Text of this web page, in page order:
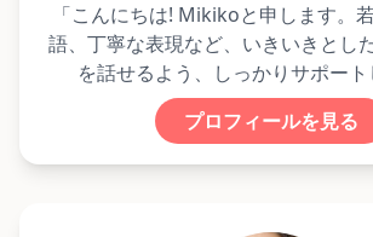
「こんにちは! Mikikoと申します。
語、丁寧な表現など、いきいきとし
を話せるよう、しっかりサポート
プロフィールを見る